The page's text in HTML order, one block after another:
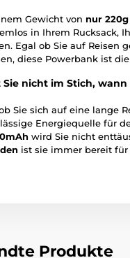
Gewicht von nur 220g
in Ihrem Rucksack,
Egal ob Sie auf Reisen
diese Powerbank ist
Sie nicht im Stich,
Sie sich auf eine lange
Energiequelle für
wird Sie nicht
ist sie immer bereit
Produkte